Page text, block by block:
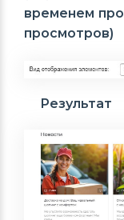
временем
просмотров)
Результат